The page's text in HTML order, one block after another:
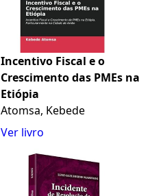
Incentivo Fiscal e o
Crescimento das PMEs na
Etiópia
Atomsa, Kebede
Ver livro